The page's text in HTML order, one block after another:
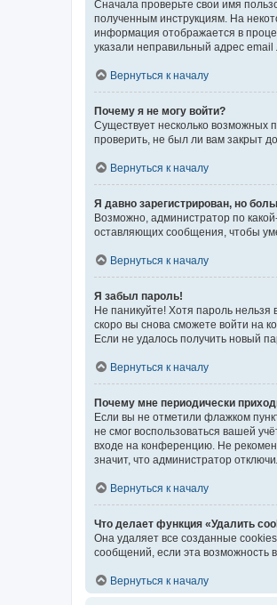
Сначала проверьте свои имя
полученным инструкциям. На
информация отображается в
указали неправильный адрес
Вернуться к началу
Почему я не могу войти?
Существует несколько возможных
проверить, не был ли вам закрыт
Вернуться к началу
Я давно зарегистрирован, но
Возможно, администратор по
оставляющих сообщения, чтобы
Вернуться к началу
Я забыл пароль!
Не паникуйте! Хотя пароль
скоро вы снова сможете войти на
Если не удалось получить новый
Вернуться к началу
Почему мне периодически
Если вы не отметили флажком
не смог воспользоваться вашей
входе на конференцию. Не
значит, что администратор
Вернуться к началу
Что делает функция «Удалить
Она удаляет все созданные
сообщений, если эта возможность
Вернуться к началу